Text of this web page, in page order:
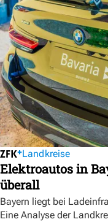
Landkreise
Elektroautos in
überall
Bayern liegt bei
Eine Analyse der